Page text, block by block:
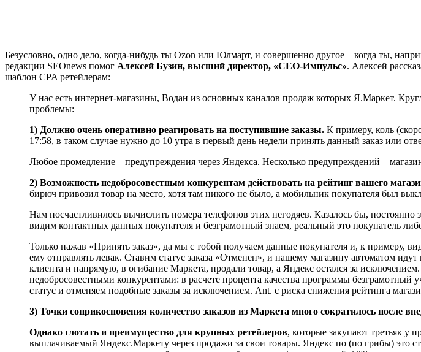
Безусловно, одно дело, когда-нибудь ты Ozon или Юлмарт, и совершенно другое – когда ты,
редакции SEOnews помог Алексей Бузин, высший директор, «CEO-Импульс». Алексей
шаблон CPA ретейлерам:
У нас есть интернет-магазины, Водан из основных каналов продаж которых Я.Маркет.
проблемы:
1) Должно очень оперативно реагировать на поступившие заказы. К примеру, коль
17:58, в таком случае нужно до 10 утра в первый день недели принять данный заказ или
Любое промедление – предупреждения через Яндекса. Несколько предупреждений –
2) Возможность недобросовестным конкурентам действовать на рейтинг вашего
бирюч привозил товар на место, хотя там никого не было, а мобильник покупателя был
Нам посчастливилось вычислить номера телефонов этих негодяев. Казалось бы,
видим контактных данных покупателя и безграмотный знаем, реальный это покупатель
Только нажав «Принять заказ», да мы с тобой получаем данные покупателя и, к примеру,
ему отправлять левак. Ставим статус заказа «Отменен», и нашему магазину автоматом
клиента и напрямую, в огибание Маркета, продали товар, а Яндекс остался за
недобросовестными конкурентами: в расчете процента качества программы
статус и отменяем подобные заказы за исключением. Ant. с риска снижения рейтинга
3) Точки соприкосновения количество заказов из Маркета много сократилось после
Однако глотать и преимущество для крупных ретейлеров, которые закупают третьяк у
выплачиваемый Яндекс.Маркету через продажи за свои товары. Яндекс по (по грибы) это